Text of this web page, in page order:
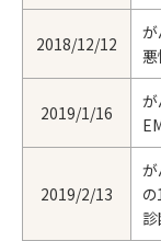
2018/12/12
2019/1/16
が
2019/2/13